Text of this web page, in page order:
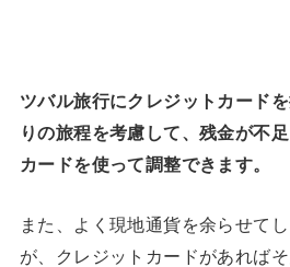
ツバル旅行にクレジットカード
りの旅程を考慮して、残金が不
カードを使って調整できます。
また、よく現地通貨を余らせて
が、クレジットカードがあれば